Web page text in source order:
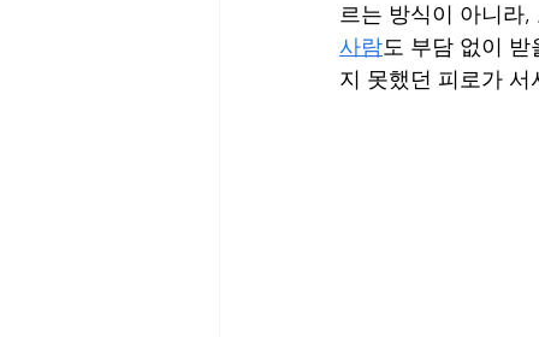
셔츠룸 강남
르는 방식이 아니라
사람도 부담 없이
지 못했던 피로가